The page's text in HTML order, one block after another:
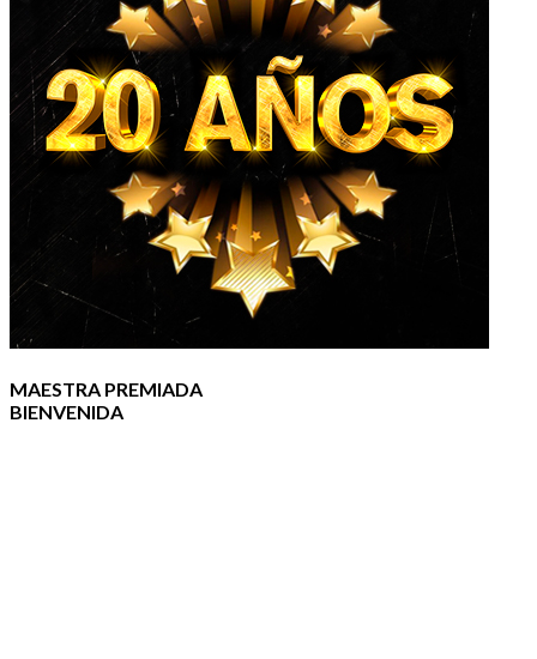
MAESTRA PREMIADA
BIENVENIDA